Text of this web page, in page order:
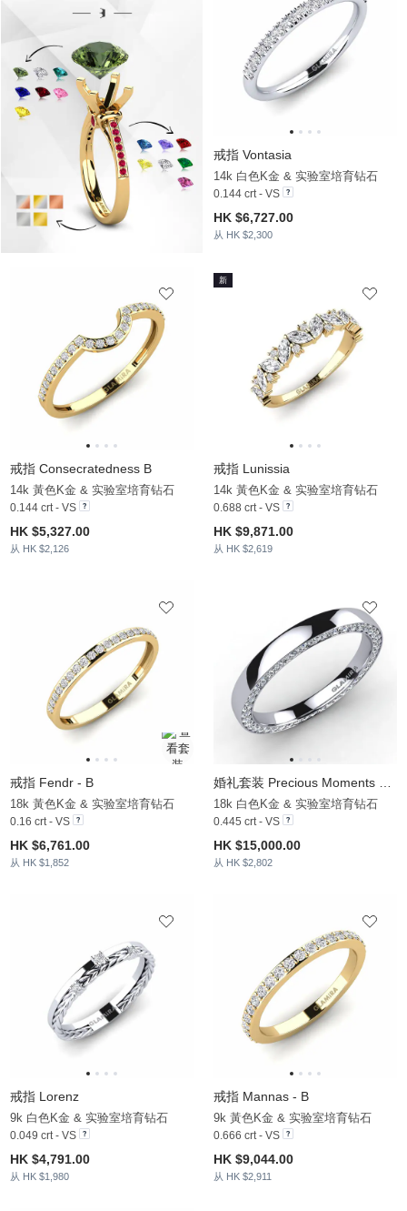
戒指 Vontasia
14k 白色K金 & 实验室培育钻石
0.144 crt - VS
HK $6,727.00
从 HK $2,300
戒指 Consecratedness B
14k 黃色K金 & 实验室培育钻石
0.144 crt - VS
HK $5,327.00
从 HK $2,126
戒指 Lunissia
14k 黃色K金 & 实验室培育钻石
0.688 crt - VS
HK $9,871.00
从 HK $2,619
新
戒指 Fendr - B
18k 黃色K金 & 实验室培育钻石
0.16 crt - VS
HK $6,761.00
从 HK $1,852
18k 白色K金 & 实验室培育钻石
0.445 crt - VS
HK $15,000.00
从 HK $2,802
戒指 Lorenz
9k 白色K金 & 实验室培育钻石
0.049 crt - VS
HK $4,791.00
从 HK $1,980
戒指 Mannas - B
9k 黃色K金 & 实验室培育钻石
0.666 crt - VS
HK $9,044.00
从 HK $2,911